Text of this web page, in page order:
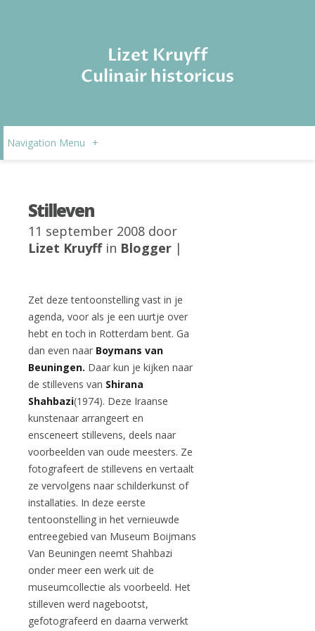
Lizet Kruyff
Culinair historicus
Navigation Menu +
Stilleven
11 september 2008 door
Lizet Kruyffin Blogger |
Zet deze tentoonstelling vast in je
agenda, voor als je een uurtje over
hebt en toch in Rotterdam bent. Ga
dan even naar Boymans van
Beuningen. Daar kun je kijken naar
de stillevens van Shirana
Shahbazi(1974). Deze Iraanse
kunstenaar arrangeert en
ensceneert stillevens, deels naar
voorbeelden van oude meesters. Ze
fotografeert de stillevens en vertaalt
ze vervolgens naar schilderkunst of
installaties. In deze eerste
tentoonstelling in het vernieuwde
entreegebied van Museum Boijmans
Van Beuningen neemt Shahbazi
onder meer een werk uit de
museumcollectie als voorbeeld. Het
stilleven werd nagebootst,
gefotografeerd en daarna verwerkt